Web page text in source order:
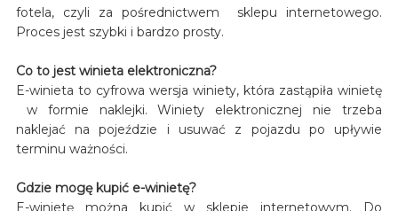
fotela, czyli za pośrednictwem sklepu internetowego.
Proces jest szybki i bardzo prosty.
Co to jest winieta elektroniczna?
E-winieta to cyfrowa wersja winiety, która zastąpiła winietę
w formie naklejki. Winiety elektronicznej nie trzeba
naklejać na pojeździe i usuwać z pojazdu po upływie
terminu ważności.
Gdzie mogę kupić e-winietę?
E-winietę można kupić w sklepie internetowym. Do